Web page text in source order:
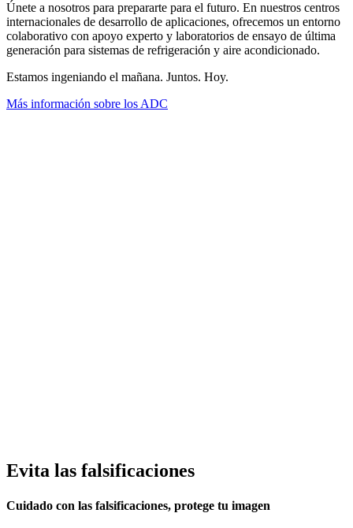
Únete a nosotros para prepararte para el futuro. En nuestros centros
internacionales de desarrollo de aplicaciones, ofrecemos un entorno
colaborativo con apoyo experto y laboratorios de ensayo de última
generación para sistemas de refrigeración y aire acondicionado.
Estamos ingeniando el mañana. Juntos. Hoy.
Más información sobre los ADC
Evita las falsificaciones
Cuidado con las falsificaciones, protege tu imagen